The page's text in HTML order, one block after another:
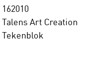
162010
Talens Art Creation
Tekenblok